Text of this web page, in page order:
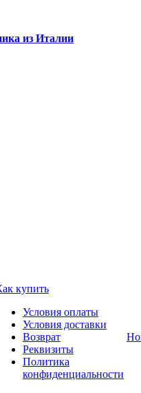
из Италии
купить
Условия оплаты
Условия доставки
Возврат
Реквизиты
Политика
конфиденциальности